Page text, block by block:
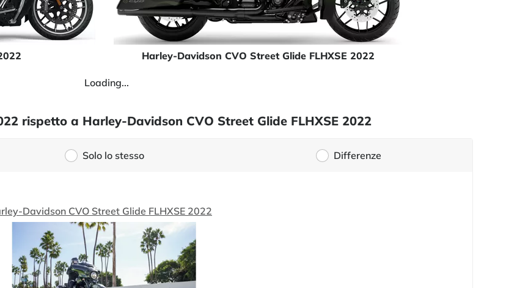
Harley-Davidson CVO Street Glide FLHXSE 2022
Loading...
rispetto a Harley-Davidson CVO Street Glide FLHXSE 2022
Solo lo stesso Differenze
Davidson CVO Street Glide FLHXSE 2022